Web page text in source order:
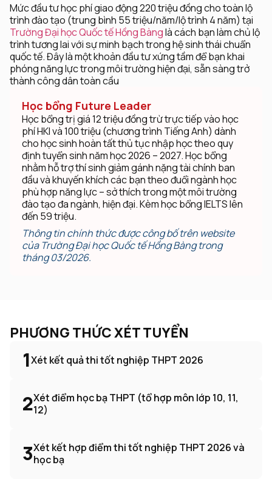
Mức đầu tư học phí giao động 220 triệu đồng cho toàn lộ
trình đào tạo (trung bình 55 triệu/năm/lộ trình 4 năm) tại
Trường Đại học Quốc tế Hồng Bànglà cách bạn làm chủ lộ
trình tương lai với sự minh bạch trong hệ sinh thái chuẩn
quốc tế. Đây là một khoản đầu tư xứng tầm để bạn khai
phóng năng lực trong môi trường hiện đại, sẵn sàng trở
thành công dân toàn cầu
Học bổng Future Leader
Học bổng trị giá 12 triệu đồng trừ trực tiếp vào học
phí HKI và 100 triệu (chương trình Tiếng Anh) dành
cho học sinh hoàn tất thủ tục nhập học theo quy
định tuyển sinh năm học 2026 – 2027. Học bổng
nhằm hỗ trợ thí sinh giảm gánh nặng tài chính ban
đầu và khuyến khích các bạn theo đuổi ngành học
phù hợp năng lực – sở thích trong một môi trường
đào tạo đa ngành, hiện đại. Kèm học bổng IELTS lên
đến 59 triệu.
Thông tin chính thức được công bố trên website
của Trường Đại học Quốc tế Hồng Bàng trong
tháng 03/2026.
PHƯƠNG THỨC XÉT TUYỂN
1Xét kết quả thi tốt nghiệp THPT 2026
2Xét điểm học bạ THPT (tổ hợp môn lớp 10, 11,
12)
3Xét kết hợp điểm thi tốt nghiệp THPT 2026 và
học bạ